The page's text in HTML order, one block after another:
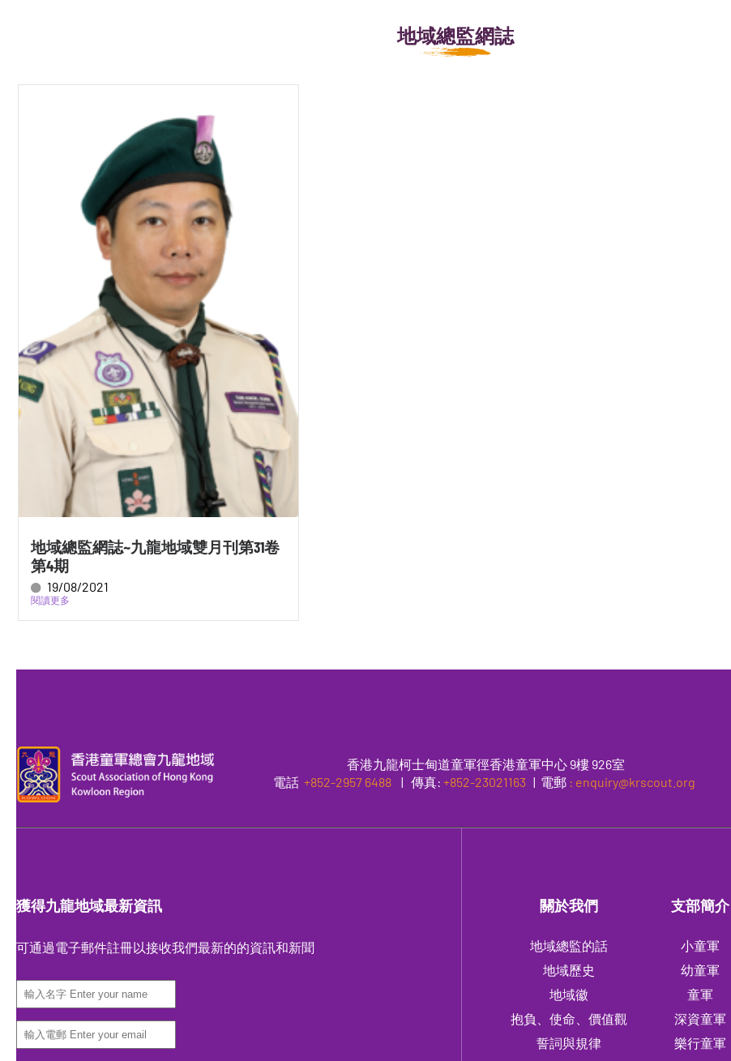
地域總監網誌
地域總監網誌~九龍地域雙月刊第31卷
第4期
19/08/2021
閱讀更多
香港九龍柯士甸道童軍徑香港童軍中心 9樓 926室
電話 +852-2957 6488 |傳真:+852-23021163 | 電郵 : enquiry@krscout.org
獲得九龍地域最新資訊
可通過電子郵件註冊以接收我們最新的的資訊和新聞
關於我們
地域總監的話
地域歷史
地域徽
抱負、使命、價值觀
誓詞與規律
支部簡介
小童軍
幼童軍
童軍
深資童軍
樂行童軍